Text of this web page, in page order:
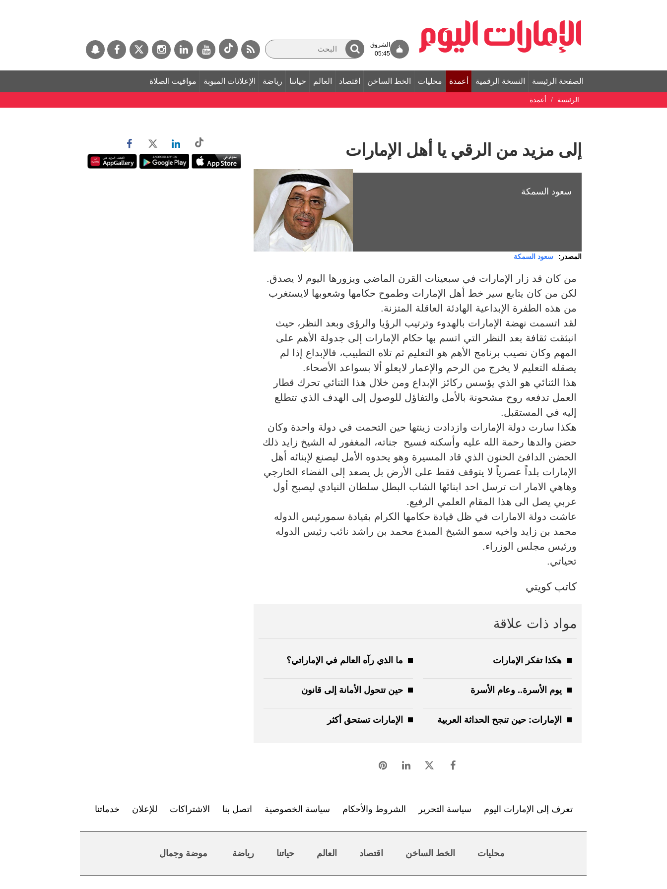
الشروق
05:45
الصفحة الرئيسة النسخة الرقمية أعمدة محليات الخط الساخن اقتصاد العالم حياتنا رياضة الإعلانات المبوبة مواقيت الصلاة
الرئيسة أعمدة
إلى مزيد من الرقي يا أهل الإمارات
سعود السمكة
المصدر: سعود السمكة
من كان قد زار الإمارات في سبعينات القرن الماضي ويزورها اليوم لا يصدق.
لكن من كان يتابع سير خط أهل الإمارات وطموح حكامها وشعوبها لايستغرب
من هذه الطفرة الإبداعية الهادئة العاقلة المتزنة.
لقد اتسمت نهضة الإمارات بالهدوء وترتيب الرؤيا والرؤى وبعد النظر، حيث
انبثقت ثقافة بعد النظر التي اتسم بها حكام الإمارات إلى جدولة الأهم على
المهم وكان نصيب برنامج الأهم هو التعليم ثم تلاه التطبيب، فالإبداع إذا لم
يصقله التعليم لا يخرج من الرحم والإعمار لايعلو ألا بسواعد الأصحاء.
هذا الثنائي هو الذي يؤسس ركائز الإبداع ومن خلال هذا الثنائي تحرك قطار
العمل تدفعه روح مشحونة بالأمل والتفاؤل للوصول إلى الهدف الذي تتطلع
إليه في المستقبل.
هكذا سارت دولة الإمارات وازدادت زينتها حين التحمت في دولة واحدة وكان
حضن والدها رحمة الله عليه وأسكنه فسيح جناته، المغفور له الشيخ زايد ذلك
الحضن الدافئ الحنون الذي قاد المسيرة وهو يحدوه الأمل ليصنع لإبنائه أهل
الإمارات بلداً عصرياً لا يتوقف فقط على الأرض بل يصعد إلى الفضاء الخارجي
وهاهي الامار ات ترسل احد ابنائها الشاب البطل سلطان النيادي ليصبح أول
عربي يصل الى هذا المقام العلمي الرفيع.
عاشت دولة الامارات في ظل قيادة حكامها الكرام بقيادة سمورئيس الدوله
محمد بن زايد واخيه سمو الشيخ المبدع محمد بن راشد نائب رئيس الدوله
ورئيس مجلس الوزراء.
تحياتي.
كاتب كويتي
مواد ذات علاقة
هكذا تفكر الإمارات ما الذي رآه العالم في الإماراتي؟
يوم الأسرة.. وعام الأسرة حين تتحول الأمانة إلى قانون
الإمارات: حين تنجح الحداثة العربية الإمارات تستحق أكثر
تعرف إلى الإمارات اليوم سياسة التحرير الشروط والأحكام سياسة الخصوصية اتصل بنا الاشتراكات للإعلان خدماتنا
محليات الخط الساخن اقتصاد العالم حياتنا رياضة موضة وجمال